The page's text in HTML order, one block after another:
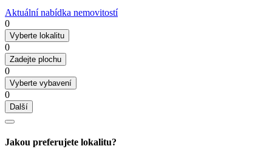
Aktuální nabídka nemovitostí
0
Vyberte lokalitu
0
Zadejte plochu
0
Vyberte vybavení
0
Další
Jakou preferujete lokalitu?